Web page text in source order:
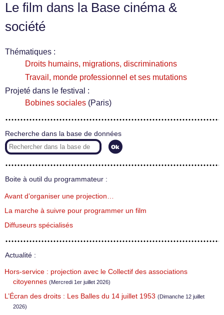
Le film dans la Base cinéma &
société
Thématiques :
Droits humains, migrations, discriminations
Travail, monde professionnel et ses mutations
Projeté dans le festival :
Bobines sociales (Paris)
Recherche dans la base de données
Boite à outil du programmateur :
Avant d’organiser une projection…
La marche à suivre pour programmer un film
Diffuseurs spécialisés
Actualité :
Hors-service : projection avec le Collectif des associations
citoyennes (Mercredi 1er juillet 2026)
L’Écran des droits : Les Balles du 14 juillet 1953 (Dimanche 12 juillet
2026)